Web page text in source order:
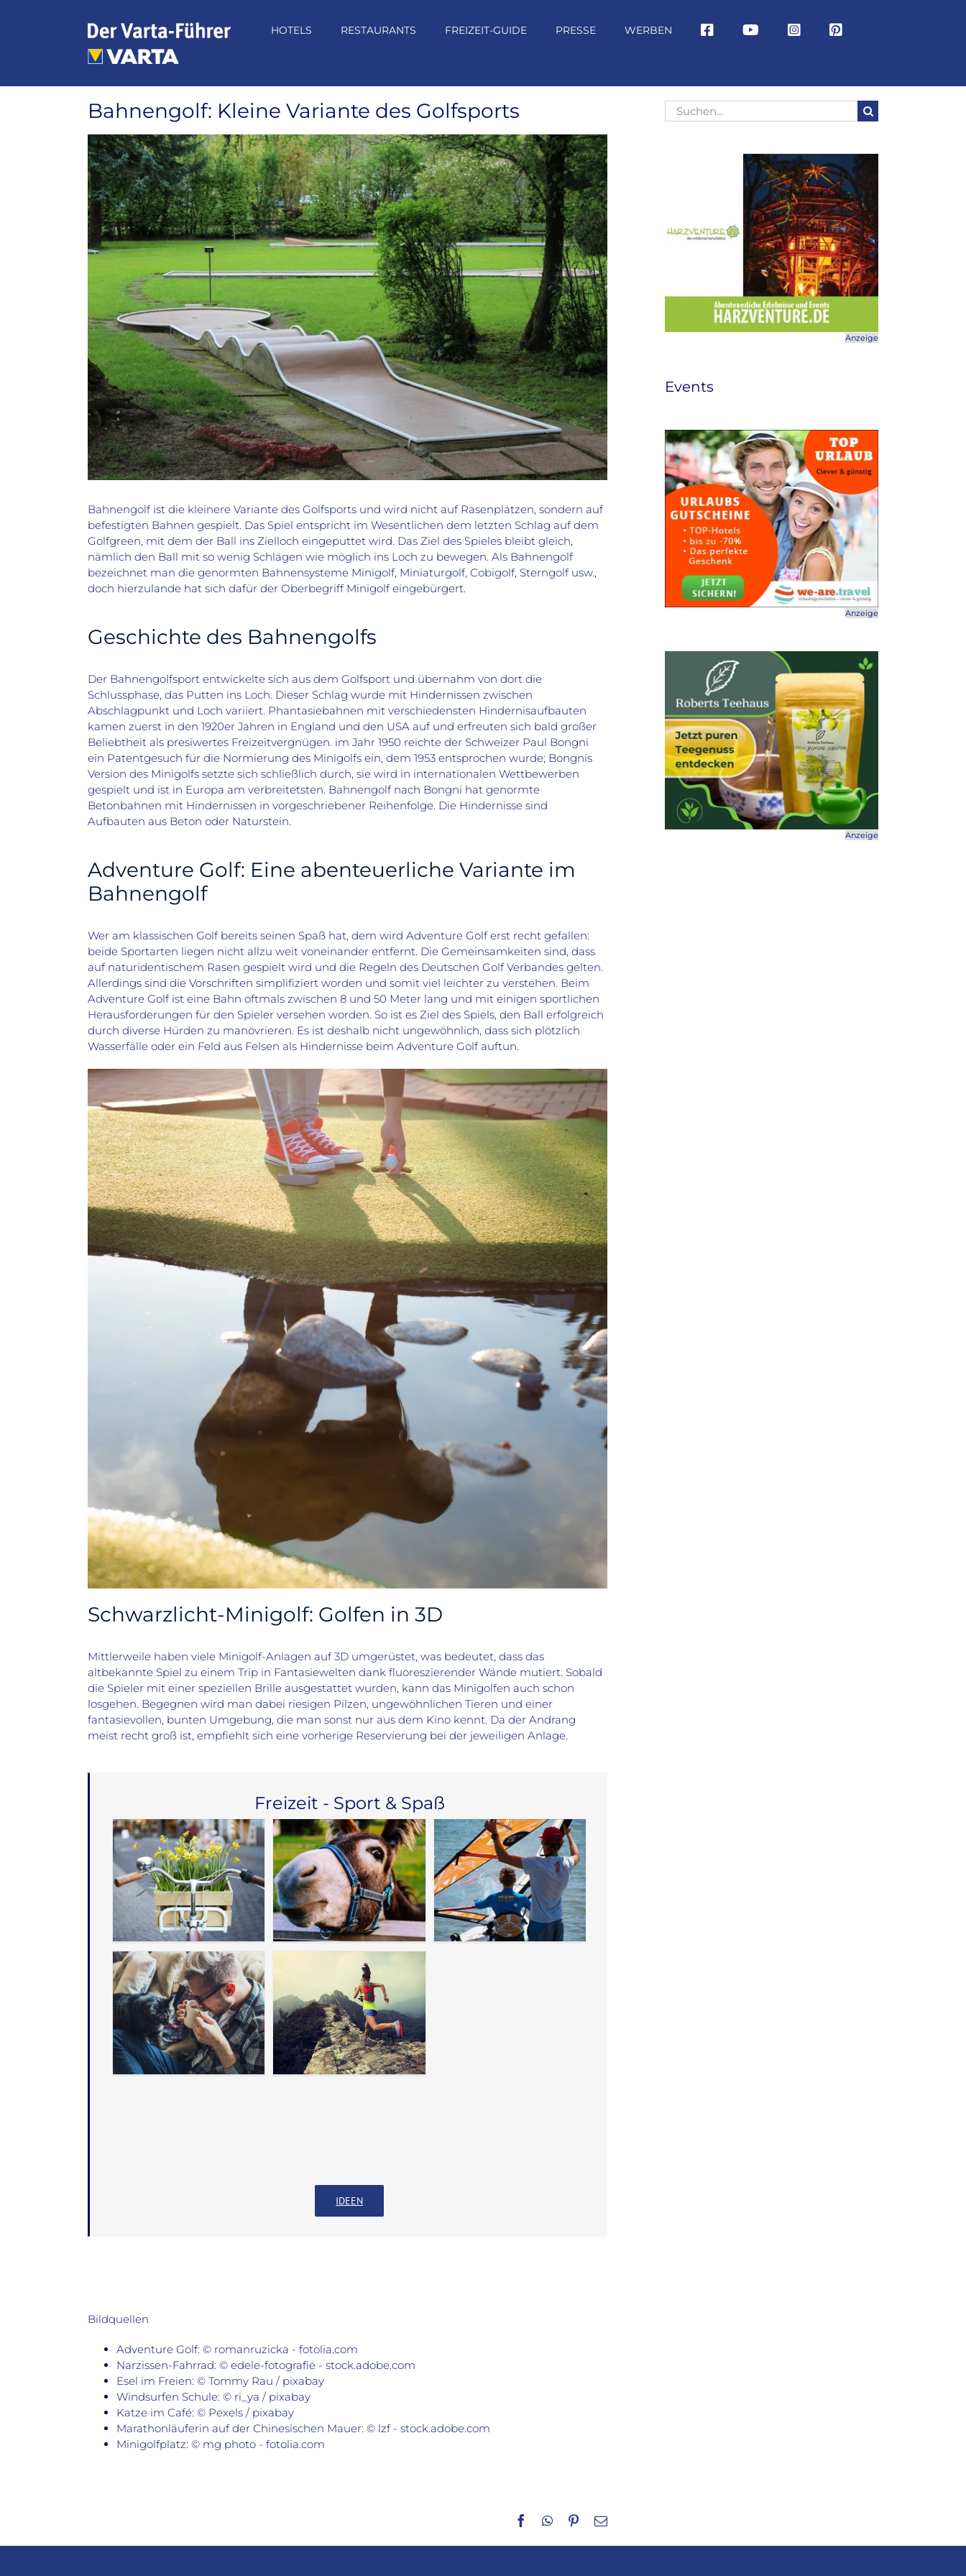
HOTELS RESTAURANTS FREIZEIT-GUIDE PRESSE WERBEN
Bahnengolf: Kleine Variante des Golfsports
Zeige
grösseres
Bild
Bahnengolf ist die kleinere Variante des Golfsports und wird nicht auf Rasenplätzen, sondern auf
befestigten Bahnen gespielt. Das Spiel entspricht im Wesentlichen dem letzten Schlag auf dem
Golfgreen, mit dem der Ball ins Zielloch eingeputtet wird. Das Ziel des Spieles bleibt gleich,
nämlich den Ball mit so wenig Schlägen wie möglich ins Loch zu bewegen. Als Bahnengolf
bezeichnet man die genormten Bahnensysteme Minigolf, Miniaturgolf, Cobigolf, Sterngolf usw.,
doch hierzulande hat sich dafür der Oberbegriff Minigolf eingebürgert.
Geschichte des Bahnengolfs
Der Bahnengolfsport entwickelte sich aus dem Golfsport und übernahm von dort die
Schlussphase, das Putten ins Loch. Dieser Schlag wurde mit Hindernissen zwischen
Abschlagpunkt und Loch variiert. Phantasiebahnen mit verschiedensten Hindernisaufbauten
kamen zuerst in den 1920er Jahren in England und den USA auf und erfreuten sich bald großer
Beliebtheit als presiwertes Freizeitvergnügen. im Jahr 1950 reichte der Schweizer Paul Bongni
ein Patentgesuch für die Normierung des Minigolfs ein, dem 1953 entsprochen wurde; Bongnis
Version des Minigolfs setzte sich schließlich durch, sie wird in internationalen Wettbewerben
gespielt und ist in Europa am verbreitetsten. Bahnengolf nach Bongni hat genormte
Betonbahnen mit Hindernissen in vorgeschriebener Reihenfolge. Die Hindernisse sind
Aufbauten aus Beton oder Naturstein.
Adventure Golf: Eine abenteuerliche Variante im
Bahnengolf
Wer am klassischen Golf bereits seinen Spaß hat, dem wird Adventure Golf erst recht gefallen:
beide Sportarten liegen nicht allzu weit voneinander entfernt. Die Gemeinsamkeiten sind, dass
auf naturidentischem Rasen gespielt wird und die Regeln des Deutschen Golf Verbandes gelten.
Allerdings sind die Vorschriften simplifiziert worden und somit viel leichter zu verstehen. Beim
Adventure Golf ist eine Bahn oftmals zwischen 8 und 50 Meter lang und mit einigen sportlichen
Herausforderungen für den Spieler versehen worden. So ist es Ziel des Spiels, den Ball erfolgreich
durch diverse Hürden zu manövrieren. Es ist deshalb nicht ungewöhnlich, dass sich plötzlich
Wasserfälle oder ein Feld aus Felsen als Hindernisse beim Adventure Golf auftun.
Schwarzlicht-Minigolf: Golfen in 3D
Mittlerweile haben viele Minigolf-Anlagen auf 3D umgerüstet, was bedeutet, dass das
altbekannte Spiel zu einem Trip in Fantasiewelten dank fluoreszierender Wände mutiert. Sobald
die Spieler mit einer speziellen Brille ausgestattet wurden, kann das Minigolfen auch schon
losgehen. Begegnen wird man dabei riesigen Pilzen, ungewöhnlichen Tieren und einer
fantasievollen, bunten Umgebung, die man sonst nur aus dem Kino kennt. Da der Andrang
meist recht groß ist, empfiehlt sich eine vorherige Reservierung bei der jeweiligen Anlage.
Freizeit - Sport & Spaß
IDEEN
Bildquellen
Adventure Golf: © romanruzicka - fotolia.com
Narzissen-Fahrrad: © edele-fotografie - stock.adobe.com
Esel im Freien: © Tommy Rau / pixabay
Windsurfen Schule: © ri_ya / pixabay
Katze im Café: © Pexels / pixabay
Marathonläuferin auf der Chinesischen Mauer: © lzf - stock.adobe.com
Minigolfplatz: © mg photo - fotolia.com
Facebook
WhatsApp
Pinterest
E-
Suche
nach:
Anzeige
Events
Anzeige
Anzeige